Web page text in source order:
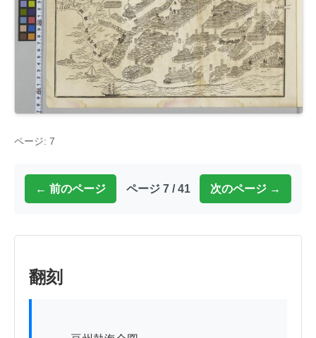
ページ: 7
← 前のページ ページ 7 / 41 次のページ →
翻刻